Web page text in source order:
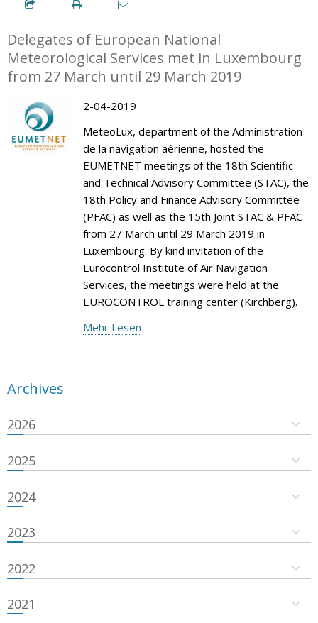
Delegates of European National
Meteorological Services met in Luxembourg
from 27 March until 29 March 2019
2-04-2019
MeteoLux, department of the Administration
de la navigation aérienne, hosted the
EUMETNET meetings of the 18th Scientific
and Technical Advisory Committee (STAC), the
18th Policy and Finance Advisory Committee
(PFAC) as well as the 15th Joint STAC & PFAC
from 27 March until 29 March 2019 in
Luxembourg. By kind invitation of the
Eurocontrol Institute of Air Navigation
Services, the meetings were held at the
EUROCONTROL training center (Kirchberg).
Mehr Lesen
Archives
2026
2025
2024
2023
2022
2021